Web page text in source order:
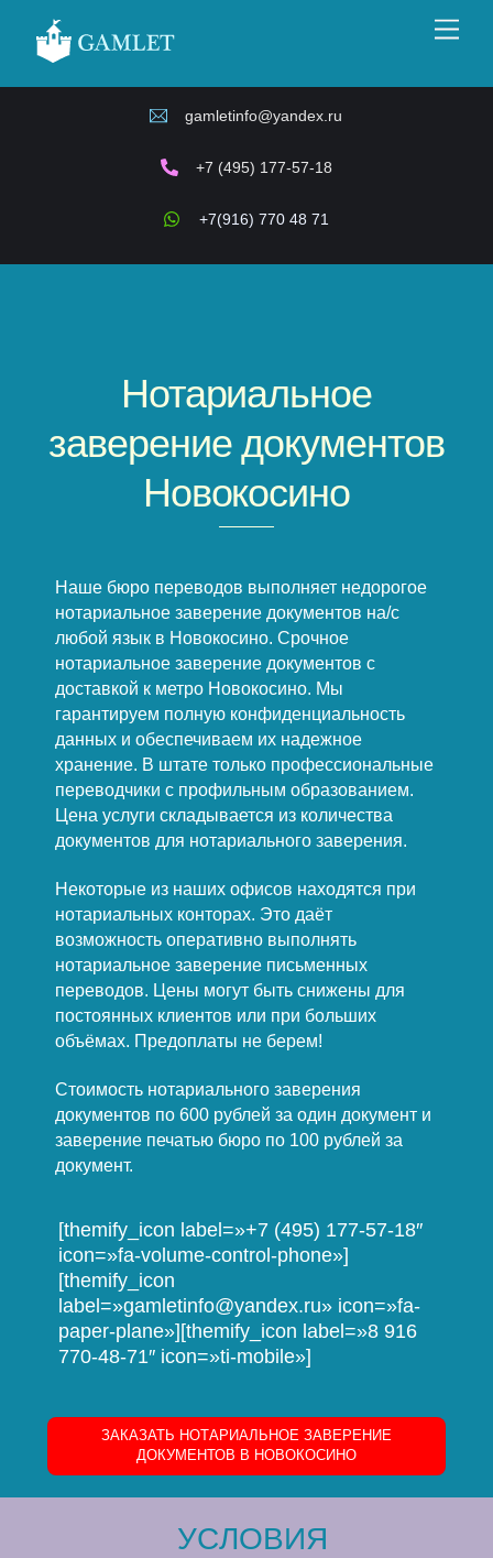
content
gamletinfo@yandex.ru
+7 (495) 177-57-18
+7(916) 770 48 71
Нотариальное
заверение документов
Новокосино
Наше бюро переводов выполняет недорогое
нотариальное заверение документов на/с
любой язык в Новокосино. Срочное
нотариальное заверение документов с
доставкой к метро Новокосино. Мы
гарантируем полную конфиденциальность
данных и обеспечиваем их надежное
хранение. В штате только профессиональные
переводчики с профильным образованием.
Цена услуги складывается из количества
документов для нотариального заверения.
Некоторые из наших офисов находятся при
нотариальных конторах. Это даёт
возможность оперативно выполнять
нотариальное заверение письменных
переводов. Цены могут быть снижены для
постоянных клиентов или при больших
объёмах. Предоплаты не берем!
Стоимость нотариального заверения
документов по 600 рублей за один документ и
заверение печатью бюро по 100 рублей за
документ.
[themify_icon label=»+7 (495) 177-57-18″
icon=»fa-volume-control-phone»]
[themify_icon
label=»gamletinfo@yandex.ru» icon=»fa-
paper-plane»][themify_icon label=»8 916
770-48-71″ icon=»ti-mobile»]
ЗАКАЗАТЬ НОТАРИАЛЬНОЕ ЗАВЕРЕНИЕ
ДОКУМЕНТОВ В НОВОКОСИНО
УСЛОВИЯ